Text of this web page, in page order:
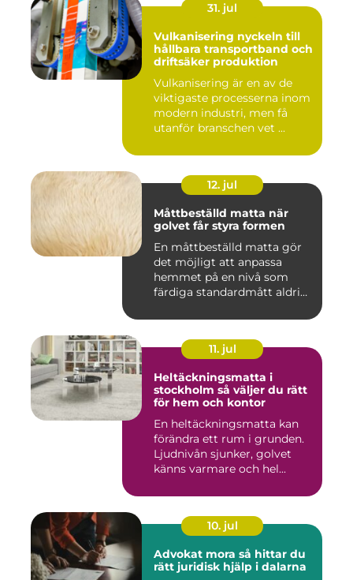
31. jul
Vulkanisering nyckeln till
hållbara transportband och
driftsäker produktion
Vulkanisering är en av de
viktigaste processerna inom
modern industri, men få
utanför branschen vet ...
12. jul
Måttbeställd matta när
golvet får styra formen
En måttbeställd matta gör
det möjligt att anpassa
hemmet på en nivå som
färdiga standardmått aldrig
11. jul
Heltäckningsmatta i
stockholm så väljer du rätt
för hem och kontor
En heltäckningsmatta kan
förändra ett rum i grunden.
Ljudnivån sjunker, golvet
känns varmare och hel...
10. jul
Advokat mora så hittar du
rätt juridisk hjälp i dalarna